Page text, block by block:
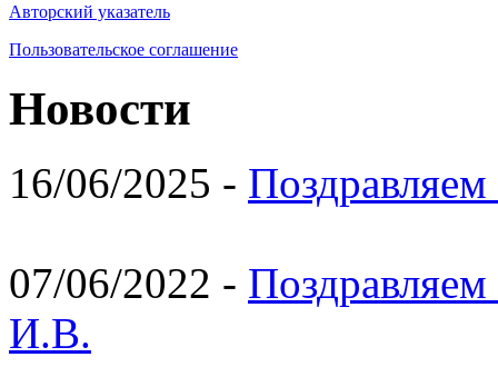
Авторский указатель
Пользовательское соглашение
Новости
16/06/2025 -
07/06/2022 -
И.В.